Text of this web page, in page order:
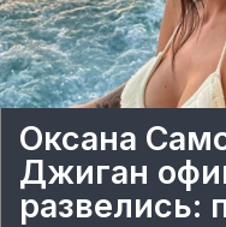
Оксана
Джиган
развелись: